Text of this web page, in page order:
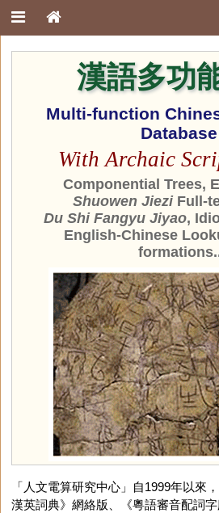
漢語多功
Multi-function
With Archaic
Componential Trees,
Shuowen JieziFull-
Du Shi Fangyu Jiyao,
English-Chinese
「人文電算研究中心」自1999年以來
漢英詞典》網絡版、《粵語審音配詞